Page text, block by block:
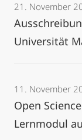
21. November
Universität
11. November
Open
Lernmodul